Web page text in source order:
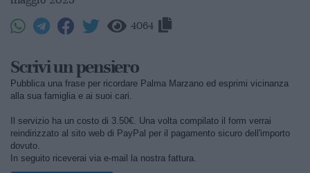
4064
Scrivi un pensiero
Pubblica una frase per ricordare Palma Marzano ed esprimi vicinanza
alla sua famiglia e ai suoi cari.
Il servizio ha un costo di 3.50€. Una volta compilato il form verrai
reindirizzato al sito web di PayPal per il pagamento sicuro dell'importo
dovuto.
In seguito riceverai via e-mail la nostra fattura.